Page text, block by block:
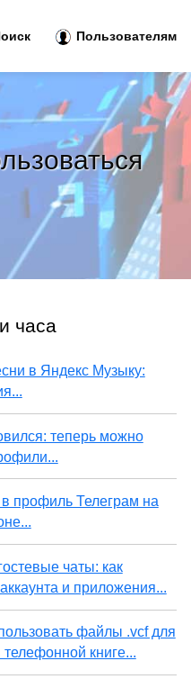
часа
в Яндекс Музыку:
теперь можно
профиль Телеграм на
чаты: как
и приложения...
файлы .vcf для
книге...
Пользователям